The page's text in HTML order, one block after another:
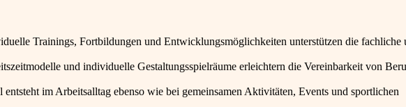
Trainings, Fortbildungen und Entwicklungsmöglichkeiten unterstützen die fachliche
und individuelle Gestaltungsspielräume erleichtern die Vereinbarkeit von
entsteht im Arbeitsalltag ebenso wie bei gemeinsamen Aktivitäten, Events und sportlichen